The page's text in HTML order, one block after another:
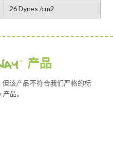
26 Dynes /cm2
产品
该产品不符合我们严格的标
品。